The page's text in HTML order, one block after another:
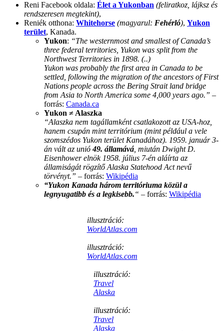
Reni Facebook oldala: Élet a Yukonban (feliratkoz, lájksz és
rendszeresen megtekint),
Reniék otthona: Whitehorse (magyarul: Fehérló), Yukon
terület, Kanada.
Yukon: “The westernmost and smallest of Canada’s
three federal territories, Yukon was split from the
Northwest Territories in 1898. (..)
Yukon was probably the first area in Canada to be
settled, following the migration of the ancestors of First
Nations people across the Bering Strait land bridge
from Asia to North America some 4,000 years ago.” –
forrás: Canada.ca
Yukon ≠ Alaszka
“Alaszka nem tagállamként csatlakozott az USA-hoz,
hanem csupán mint territórium (mint például a vele
szomszédos Yukon terület Kanadához). 1959. január 3-
án vált az unió49. államává, miután Dwight D.
Eisenhower elnök 1958. július 7-én aláírta az
államiságát rögzítő Alaska Statehood Act nevű
törvényt.” – forrás: Wikipédia
“Yukon Kanada három territóriuma közül a
legnyugatibb és a legkisebb.“ – forrás: Wikipédia
illusztráció:
WorldAtlas.com
illusztráció:
WorldAtlas.com
illusztráció:
Travel
Alaska
illusztráció:
Travel
Alaska